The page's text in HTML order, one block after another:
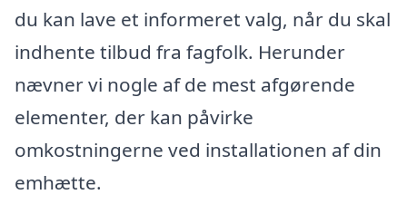
du kan lave et informeret valg, når du skal
indhente tilbud fra fagfolk. Herunder
nævner vi nogle af de mest afgørende
elementer, der kan påvirke
omkostningerne ved installationen af din
emhætte.